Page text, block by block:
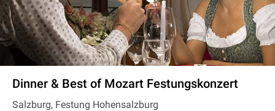
Dinner & Best of Mozart Festungskonzert
Salzburg, Festung Hohensalzburg